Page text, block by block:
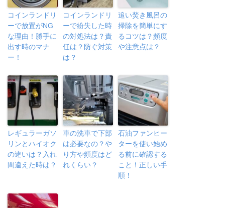
コインランドリ
ーで放置がNG
な理由！勝手に
出す時のマナ
ー！
コインランドリ
ーで紛失した時
の対処法は？責
任は？防ぐ対策
は？
追い焚き風呂の
掃除を簡単にす
るコツは？頻度
や注意点は？
レギュラーガソ
リンとハイオク
の違いは？入れ
間違えた時は？
車の洗車で下部
は必要なの？や
り方や頻度はど
れくらい？
石油ファンヒー
ターを使い始め
る前に確認する
こと！正しい手
順！